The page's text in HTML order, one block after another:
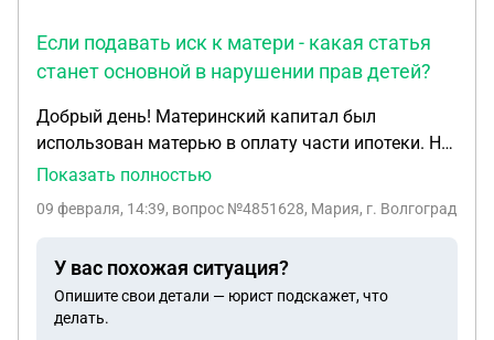
Если подавать иск к матери - какая статья
станет основной в нарушении прав детей?
Добрый день! Материнский капитал был
использован матерью в оплату части ипотеки. На
данный момент ипотека погашена. Детей 3. На
выделены по сей день. На запросы в опеку, СФР и
отстаивать права детей в суд. Вопрос: этот
вопрос решить возможно только через суд, или
все таки инициировать иск может/должно
Показать полностью
09 февраля, 14:39, вопрос №4851628, Мария, г. Волгоград
У вас похожая ситуация?
Опишите свои детали — юрист подскажет, что
делать.